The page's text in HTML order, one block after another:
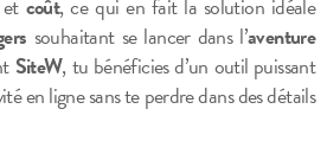
souhaitant se lancer dans l’aventure
SiteW, tu bénéficies d’un outil puissant
en ligne sans te perdre dans des détails